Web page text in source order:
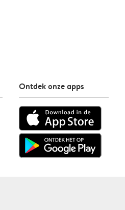
Ontdek onze apps